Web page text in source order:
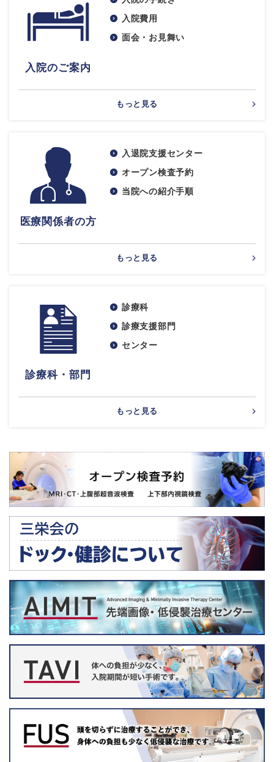
入院のご案内
入院費用
面会・お見舞い
もっと見る
医療関係者の方
入退院支援センター
オープン検査予約
当院への紹介手順
もっと見る
診療科・部門
診療科
診療支援部門
センター
もっと見る